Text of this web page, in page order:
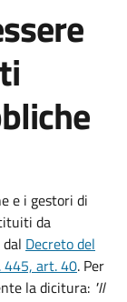
e i gestori di
da
Decreto del
445, art. 40. Per
la dicitura: "Il